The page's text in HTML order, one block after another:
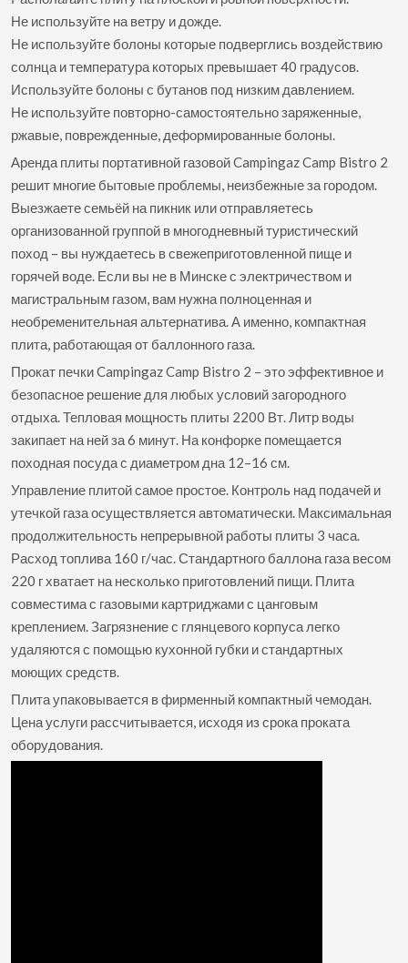
Не используйте на ветру и дожде.
Не используйте болоны которые подверглись воздействию
солнца и температура которых превышает 40 градусов.
Используйте болоны с бутанов под низким давлением.
Не используйте повторно-самостоятельно заряженные,
ржавые, поврежденные, деформированные болоны.
Аренда плиты портативной газовой Campingaz Camp Bistro 2
решит многие бытовые проблемы, неизбежные за городом.
Выезжаете семьёй на пикник или отправляетесь
организованной группой в многодневный туристический
поход – вы нуждаетесь в свежеприготовленной пище и
горячей воде. Если вы не в Минске с электричеством и
магистральным газом, вам нужна полноценная и
необременительная альтернатива. А именно, компактная
плита, работающая от баллонного газа.
Прокат печки Campingaz Camp Bistro 2 – это эффективное и
безопасное решение для любых условий загородного
отдыха. Тепловая мощность плиты 2200 Вт. Литр воды
закипает на ней за 6 минут. На конфорке помещается
походная посуда с диаметром дна 12–16 см.
Управление плитой самое простое. Контроль над подачей и
утечкой газа осуществляется автоматически. Максимальная
продолжительность непрерывной работы плиты 3 часа.
Расход топлива 160 г/час. Стандартного баллона газа весом
220 г хватает на несколько приготовлений пищи. Плита
совместима с газовыми картриджами с цанговым
креплением. Загрязнение с глянцевого корпуса легко
удаляются с помощью кухонной губки и стандартных
моющих средств.
Плита упаковывается в фирменный компактный чемодан.
Цена услуги рассчитывается, исходя из срока проката
оборудования.